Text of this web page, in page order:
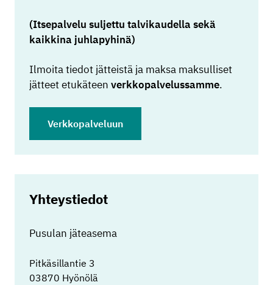
(Itsepalvelu suljettu talvikaudella sekä
kaikkina juhlapyhinä)
Ilmoita tiedot jätteistä ja maksa maksulliset
jätteet etukäteen verkkopalvelussamme.
Verkkopalveluun
Yhteystiedot
Pusulan jäteasema
Pitkäsillantie 3
03870 Hyönölä